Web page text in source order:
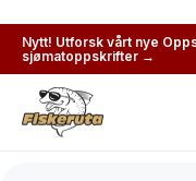
Premium
Nytt! Utforsk vårt nye
sjømatoppskrifter →